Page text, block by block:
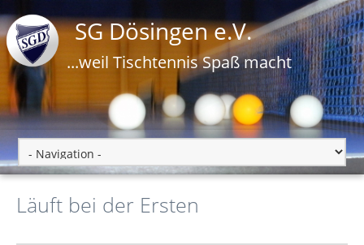
SG Dösingen e.V.
...weil Tischtennis Spaß macht
Läuft bei der Ersten